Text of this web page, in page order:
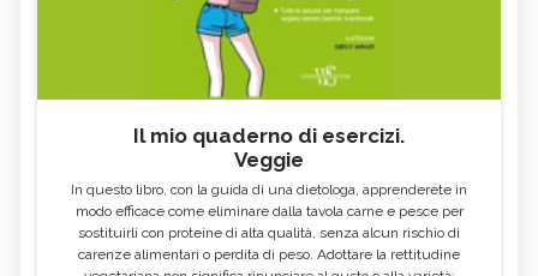
Il mio quaderno di esercizi.
Veggie
In questo libro, con la guida di una dietologa, apprenderete in
modo efficace come eliminare dalla tavola carne e pesce per
sostituirli con proteine di alta qualità, senza alcun rischio di
carenze alimentari o perdita di peso. Adottare la rettitudine